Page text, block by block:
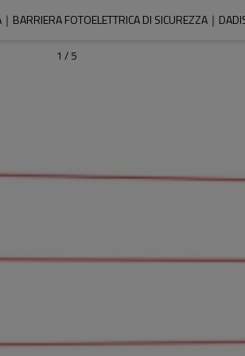
FOTOELETTRICA DI SICUREZZA｜
1 / 5